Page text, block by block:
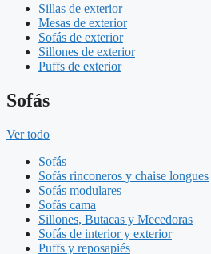
Sillas de exterior
Mesas de exterior
Sofás de exterior
Sillones de exterior
Puffs de exterior
Sofás
Ver todo
Sofás
Sofás rinconeros y chaise longues
Sofás modulares
Sofás cama
Sillones, Butacas y Mecedoras
Sofás de interior y exterior
Puffs y reposapiés